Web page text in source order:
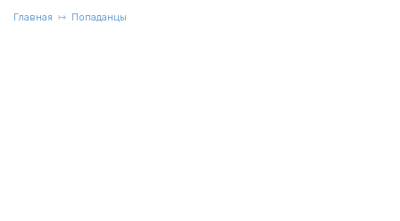
Главная Попаданцы